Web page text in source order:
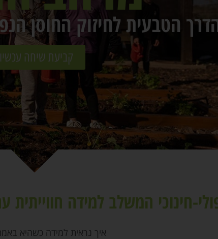
הטבעית לחיזוק החוסן
קביעת שיחה
חינוכי המשלב למידה
איך נראית למידה כשהיא